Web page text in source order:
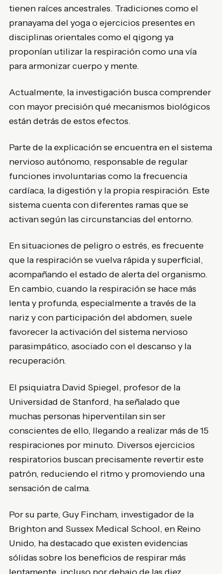
tienen raíces ancestrales. Tradiciones como el
pranayama del yoga o ejercicios presentes en
disciplinas orientales como el qigong ya
proponían utilizar la respiración como una vía
para armonizar cuerpo y mente.
Actualmente, la investigación busca comprender
con mayor precisión qué mecanismos biológicos
están detrás de estos efectos.
Parte de la explicación se encuentra en el sistema
nervioso autónomo, responsable de regular
funciones involuntarias como la frecuencia
cardíaca, la digestión y la propia respiración. Este
sistema cuenta con diferentes ramas que se
activan según las circunstancias del entorno.
En situaciones de peligro o estrés, es frecuente
que la respiración se vuelva rápida y superficial,
acompañando el estado de alerta del organismo.
En cambio, cuando la respiración se hace más
lenta y profunda, especialmente a través de la
nariz y con participación del abdomen, suele
favorecer la activación del sistema nervioso
parasimpático, asociado con el descanso y la
recuperación.
El psiquiatra David Spiegel, profesor de la
Universidad de Stanford, ha señalado que
muchas personas hiperventilan sin ser
conscientes de ello, llegando a realizar más de 15
respiraciones por minuto. Diversos ejercicios
respiratorios buscan precisamente revertir este
patrón, reduciendo el ritmo y promoviendo una
sensación de calma.
Por su parte, Guy Fincham, investigador de la
Brighton and Sussex Medical School, en Reino
Unido, ha destacado que existen evidencias
sólidas sobre los beneficios de respirar más